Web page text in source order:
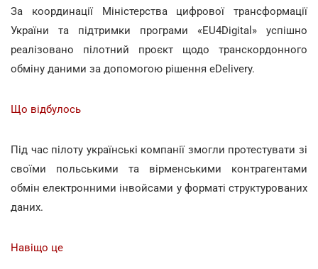
За координації Міністерства цифрової трансформації
України та підтримки програми «EU4Digital» успішно
реалізовано пілотний проєкт щодо транскордонного
обміну даними за допомогою рішення eDelivery.
Що відбулось
Під час пілоту українські компанії змогли протестувати зі
своїми польськими та вірменськими контрагентами
обмін електронними інвойсами у форматі структурованих
даних.
Навіщо це